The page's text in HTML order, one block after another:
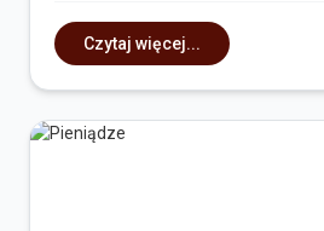
Czytaj więcej...